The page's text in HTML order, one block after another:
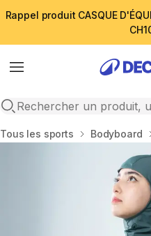
Rappel produit CASQUE
Menu
Open search
Accueil
Tous les sports Bodyboard